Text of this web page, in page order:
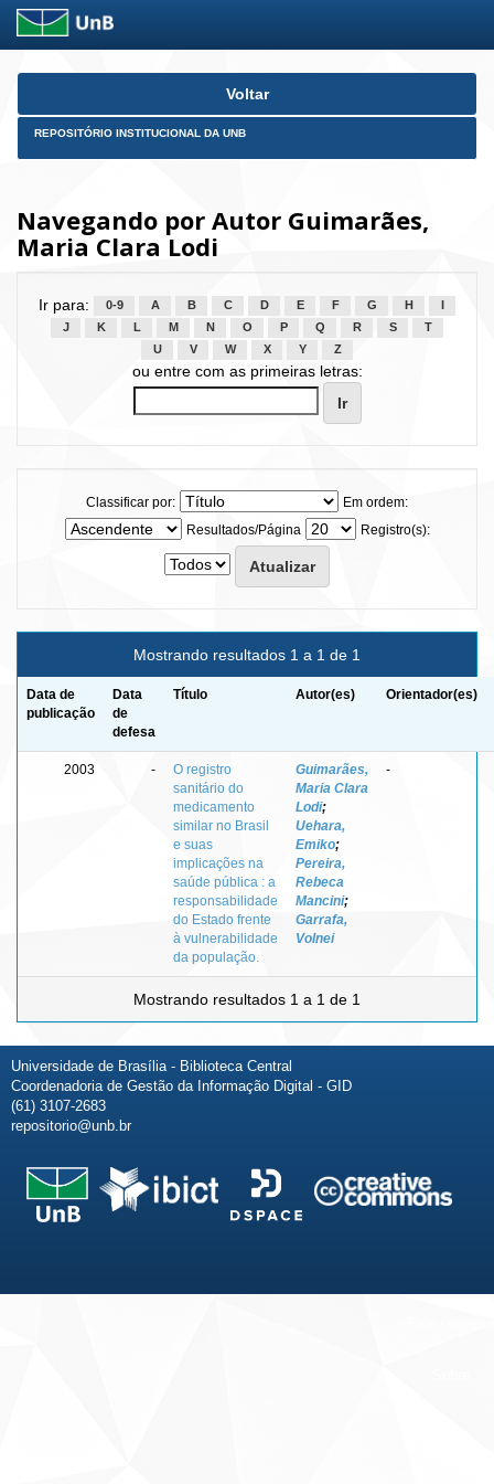
Skip
Voltar
REPOSITÓRIO INSTITUCIONAL DA UNB
Navegando por Autor Guimarães,
Maria Clara Lodi
Ir para: 0-9 A B C D E F G H
J
K L M N O P Q R S
T
U
V W X Y Z
ou entre com as primeiras letras:
Classificar por:
Em ordem:
Resultados/Página
Registro(s):
Mostrando resultados 1 a 1 de 1
Data de
publicação
Data
de
defesa
Título Autor(es) Orientador(es)
2003 -
O registro
sanitário do
medicamento
similar no Brasil
e suas
implicações na
saúde pública : a
responsabilidade
do Estado frente
à vulnerabilidade
da população.
Guimarães,
Maria Clara
Lodi;
Uehara,
Emiko;
Pereira,
Rebeca
Mancini;
Garrafa,
Volnei
-
Mostrando resultados 1 a 1 de 1
Universidade de Brasília - Biblioteca Central
Coordenadoria de Gestão da Informação Digital - GID
(61) 3107-2683
repositorio@unb.br